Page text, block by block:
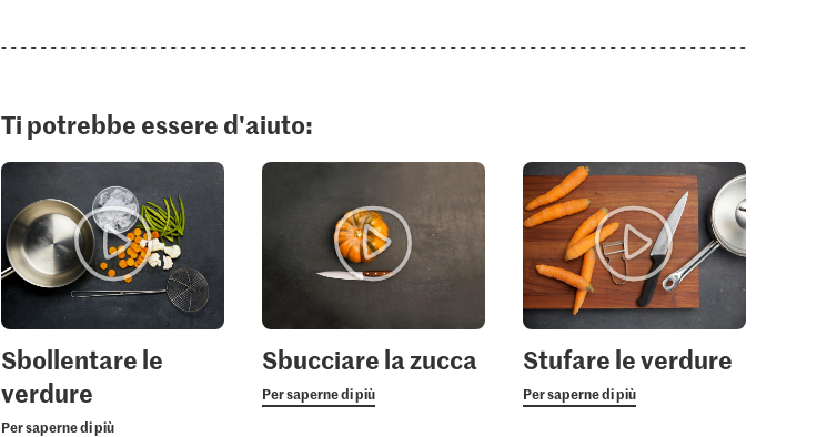
Ti potrebbe essere d'aiuto:
Sbollentare le
verdure
Per saperne di più
Sbucciare la zucca
Per saperne di più
Stufare le verdure
Per saperne di più